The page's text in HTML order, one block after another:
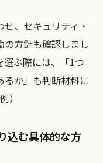
、セキュリティ・
の方針も確認しまし
選ぶ際には、「1つ
るか」も判断材料に
）
込む具体的な方